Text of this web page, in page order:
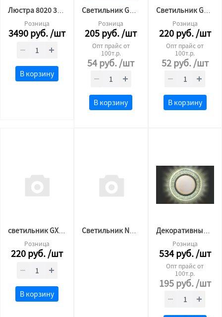
Люстра 8020 36w*2 560мм пульт (основание 45, плафон 56)
Розница
3490руб./шт
В корзину
Светильник GX53 черный Мат
Розница
205руб./шт
Опт прайс от
100т.р.
54руб./шт
В корзину
Светильник GX53 черный Хром
Розница
220руб./шт
Опт прайс от
100т.р.
52руб./шт
В корзину
светильник GX53 бронза
Розница
220руб./шт
В корзину
Светильник Navigator 7W 4000K 176-264B Декоративный светильник GX53 L250 (4500 К)
Розница
534руб./шт
Опт прайс от
100т.р.
195руб./шт